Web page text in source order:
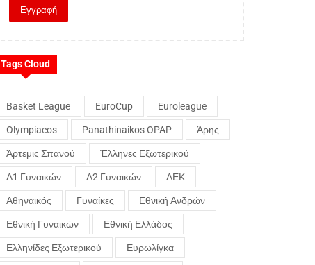
Tags Cloud
Basket League EuroCup Euroleague
Olympiacos Panathinaikos OPAP Άρης
Άρτεμις Σπανού Έλληνες Εξωτερικού
Α1 Γυναικών Α2 Γυναικών ΑΕΚ
Αθηναικός Γυναίκες Εθνική Ανδρών
Εθνική Γυναικών Εθνική Ελλάδος
Ελληνίδες Εξωτερικού Ευρωλίγκα